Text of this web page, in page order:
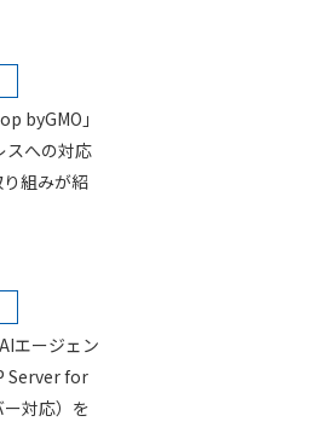
byGMO」
スへの対応
組みが紹
エージェン
Server for
対応）を